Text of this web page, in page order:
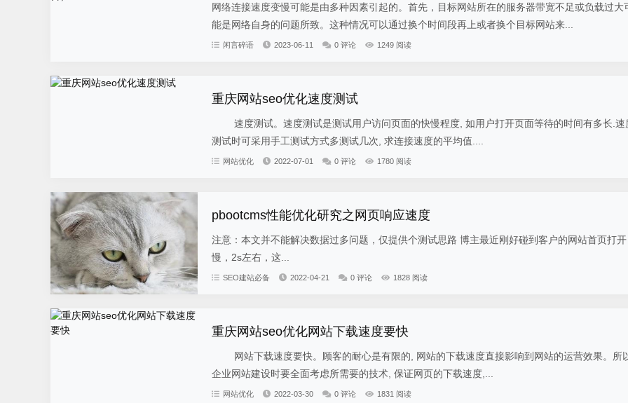
网络连接速度变慢可能是由多种因素引起的。首先，目标网站所在的服务器带宽不足或负载过大
能是网络自身的问题所致。这种情况可以通过换个时间段再上或者换个目标网站来...
闲言碎语 2023-06-11 0 评论 1249 阅读
重庆网站seo优化速度测试
速度测试。速度测试是测试用户访问页面的快慢程度, 如用户打开页面等待的时间有多长.速
测试时可采用手工测试方式多测试几次, 求连接速度的平均值....
网站优化 2022-07-01 0 评论 1780 阅读
pbootcms性能优化研究之网页响应速度
注意：本文并不能解决数据过多问题，仅提供个测试思路 博主最近刚好碰到客户的网站首页打开
慢，2s左右，这...
SEO建站必备 2022-04-21 0 评论 1828 阅读
重庆网站seo优化网站下载速度要快
网站下载速度要快。顾客的耐心是有限的, 网站的下载速度直接影响到网站的运营效果。所
企业网站建设时要全面考虑所需要的技术, 保证网页的下载速度,...
网站优化 2022-03-30 0 评论 1831 阅读